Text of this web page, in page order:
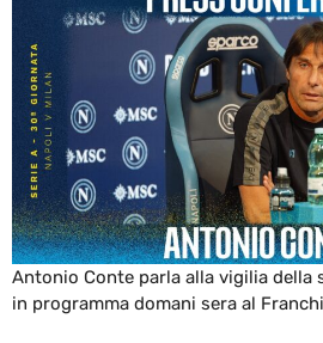
Antonio Conte parla alla vigilia della
in programma domani sera al